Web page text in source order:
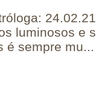
luminosos e
é sempre mu...